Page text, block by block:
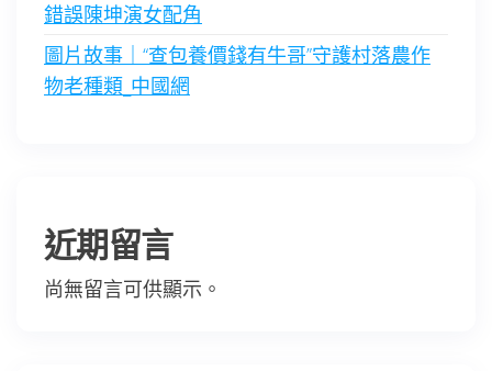
錯誤陳坤演女配角
圖片故事｜“查包養價錢有牛哥”守護村落農作
物老種類_中國網
近期留言
尚無留言可供顯示。